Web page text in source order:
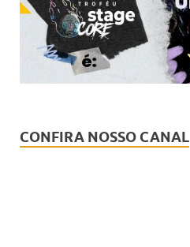
CONFIRA NOSSO CANAL